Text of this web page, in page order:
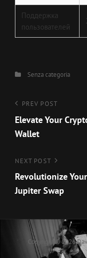
Поддержка
пользователей
CategoriesSenza categoria
Navigazione
articoli
Previous
Post
PREV POST
Elevate Your
Wallet
Next
Post
NEXT POST
Revolutionize
Jupiter Swap
Copyright © 2026